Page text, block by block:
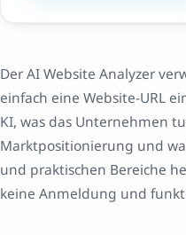
Der AI Website Analyzer
einfach eine Website-URL
KI, was das Unternehmen
Marktpositionierung und
und praktischen Bereiche
keine Anmeldung und